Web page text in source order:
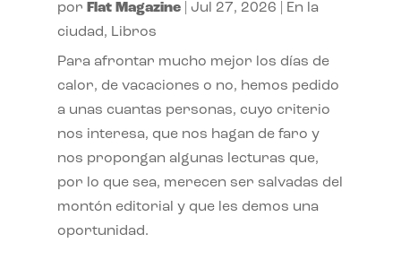
por Flat Magazine| Jul 27, 2026
En la
ciudad, Libros
Para afrontar mucho mejor los días de
calor, de vacaciones o no, hemos pedido
a unas cuantas personas, cuyo criterio
nos interesa, que nos hagan de faro y
nos propongan algunas lecturas que,
por lo que sea, merecen ser salvadas del
montón editorial y que les demos una
oportunidad.